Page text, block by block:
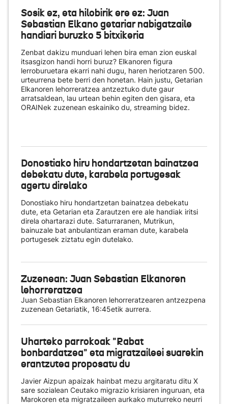
Sosik ez, eta hilobirik ere ez: Juan
Sebastian Elkano getariar nabigatzaile
handiari buruzko 5 bitxikeria
Zenbat dakizu munduari lehen bira eman zion euskal
itsasgizon handi horri buruz? Elkanoren figura
lerroburuetara ekarri nahi dugu, haren heriotzaren 500.
urteurrena bete berri den honetan. Hain justu, Getarian
Elkanoren lehorreratzea antzeztuko dute gaur
arratsaldean, lau urtean behin egiten den gisara, eta
ORAINek zuzenean eskainiko du, streaming bidez.
Donostiako hiru hondartzetan bainatzea
debekatu dute, karabela portugesak
agertu direlako
Donostiako hiru hondartzetan bainatzea debekatu
dute, eta Getarian eta Zarautzen ere ale handiak iritsi
direla ohartarazi dute. Saturraranen, Mutrikun,
bainuzale bat anbulantizan eraman dute, karabela
portugesek ziztatu egin dutelako.
Zuzenean: Juan Sebastian Elkanoren
lehorreratzea
Juan Sebastian Elkanoren lehorreratzearen antzezpena
zuzenean Getariatik, 16:45etik aurrera.
Uharteko parrokoak "Rabat
bonbardatzea" eta migratzaileei suarekin
erantzutea proposatu du
Javier Aizpun apaizak hainbat mezu argitaratu ditu X
sare sozialean Ceutako migrazio krisiaren inguruan, eta
Marokoren eta migratzaileen aurkako muturreko neurri